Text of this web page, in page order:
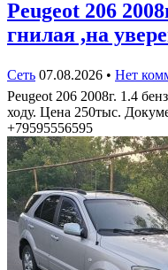
Peugeot 206
гнилая ,на
Сеть 07.08.2026 • Нет
Peugeot 206 2008г. 1.4
ходу. Цена 250тыс.
+79595556595